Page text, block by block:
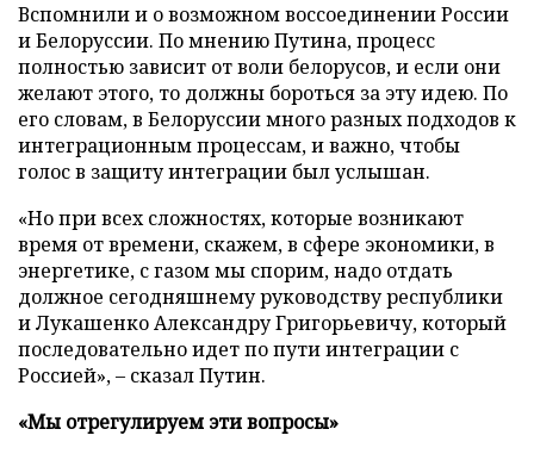
Вспомнили и о возможном воссоединении России
и Белоруссии. По мнению Путина, процесс
полностью зависит от воли белорусов, и если они
желают этого, то должны бороться за эту идею. По
его словам, в Белоруссии много разных подходов к
интеграционным процессам, и важно, чтобы
голос в защиту интеграции был услышан.
«Но при всех сложностях, которые возникают
время от времени, скажем, в сфере экономики, в
энергетике, с газом мы спорим, надо отдать
должное сегодняшнему руководству республики
и Лукашенко Александру Григорьевичу, который
последовательно идет по пути интеграции с
Россией», – сказал Путин.
«Мы отрегулируем эти вопросы»